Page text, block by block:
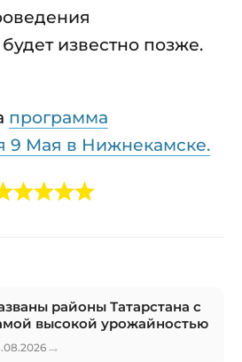
известно позже.
программа
9 Мая в Нижнекамске.
районы Татарстана с
высокой урожайностью
→